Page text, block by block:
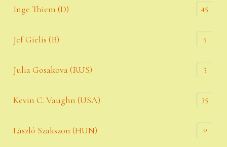
Inge Thiem (D) 45
Jef Gielis (B) 5
Julia Gosakova (RUS) 5
Kevin C. Vaughn (USA) 35
László Szakszon (HUN) 0